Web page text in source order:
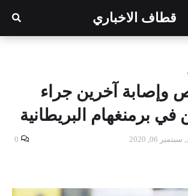
قطاف الاخباري
آخرين جراء
برمنغهام البريطانية
06, 2020
0